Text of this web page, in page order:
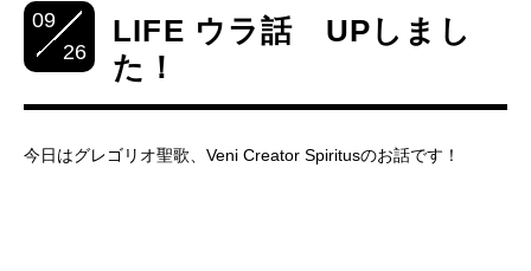
09
26
LIFE ウラ話 UPしまし
た！
今日はグレゴリオ聖歌、Veni Creator Spiritusのお話です！